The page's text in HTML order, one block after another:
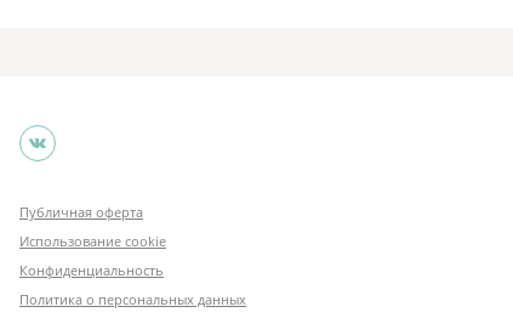
Публичная оферта
Использование cookie
Конфиденциальность
Политика о персональных данных